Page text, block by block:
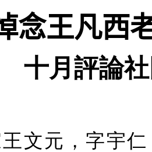
念王凡西
十月評論
文元，字宇